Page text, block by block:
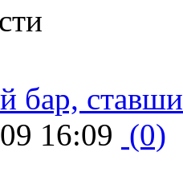
бар,
16:09 (0)